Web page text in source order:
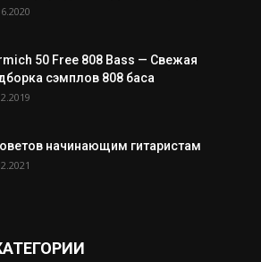
50 Free 808 Bass — Свежая
сэмплов 808 баса
начинающим гитаристам